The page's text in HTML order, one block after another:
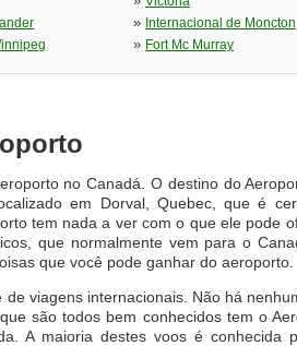
» Internacional de Moncton
» Fort Mc Murray
no Canadá. O destino do
em Dorval, Quebec, que é
tem nada a ver com o que ele pode
que normalmente vem para o
que você pode ganhar do aeroporto.
viagens internacionais. Não há
são todos bem conhecidos tem o
A maioria destes voos é conhecida